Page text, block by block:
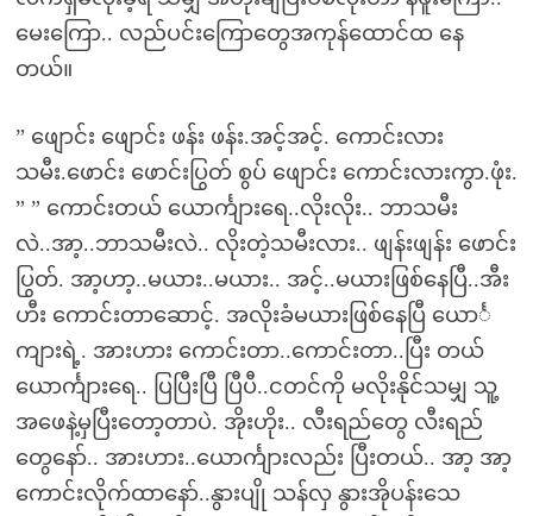
မေးကြော.. လည်ပင်းကြောတွေအကုန်ထောင်ထ နေ
တယ်။
” ဖျောင်း ဖျောင်း ဖန်း ဖန်း.အင့်အင့်. ကောင်းလား
သမီး.ဖောင်း ဖောင်းပြွတ် စွပ် ဖျောင်း ကောင်းလားကွာ.ဖုံး.
” ” ကောင်းတယ် ယောင်္ကျားရေ..လိုးလိုး.. ဘာသမီး
လဲ..အာ့..ဘာသမီးလဲ.. လိုးတဲ့သမီးလား.. ဖျန်းဖျန်း ဖောင်း
ပြွတ်. အာ့ဟာ့..မယား..မယား.. အင့်..မယားဖြစ်နေပြီ..အီး
ဟီး ကောင်းတာဆောင့်. အလိုးခံမယားဖြစ်နေပြီ ယောင်္
ကျားရဲ့. အားဟား ကောင်းတာ..ကောင်းတာ..ပြီး တယ်
ယောင်္ကျားရေ.. ပြပြီးပြီ ပြီပီ..ငတင်ကို မလိုးနိုင်သမျှ သူ့
အဖေနဲ့မှပြီးတော့တာပဲ. အိုးဟိုး.. လီးရည်တွေ လီးရည်
တွေနော်.. အားဟား..ယောင်္ကျားလည်း ပြီးတယ်.. အာ့ အာ့
ကောင်းလိုက်ထာနော်..နွားပျို သန်လှ နွားအိုပန်းသေ